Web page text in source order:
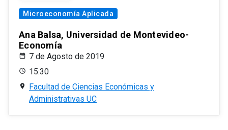
Microeconomía Aplicada
Ana Balsa, Universidad de Montevideo-
Economía
7 de Agosto de 2019
15:30
Facultad de Ciencias Económicas y
Administrativas UC